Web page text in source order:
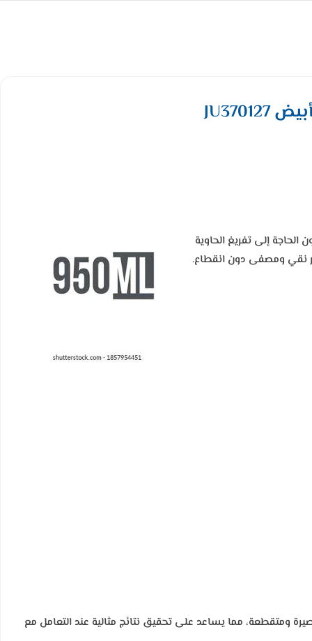
واحدة دون الحاجة إلى تفريغ الحاوية
نقي ومصفى دون انقطاع.
ومتقطعة، مما يساعد على تحقيق نتائج مثالية عند التعامل مع